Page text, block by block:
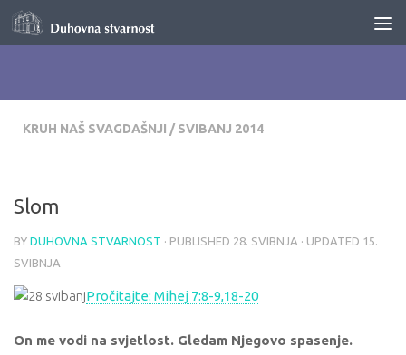
Skip to content
KRUH NAŠ SVAGDAŠNJI / SVIBANJ 2014
Slom
BY DUHOVNA STVARNOST · PUBLISHED 28. SVIBNJA · UPDATED 15.
SVIBNJA
Pročitajte: Mihej 7:8-9,18-20
On me vodi na svjetlost. Gledam Njegovo spasenje.